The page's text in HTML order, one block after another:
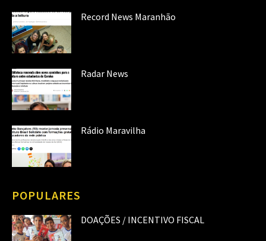
Record News Maranhão
Radar News
Rádio Maravilha
POPULARES
DOAÇÕES / INCENTIVO FISCAL